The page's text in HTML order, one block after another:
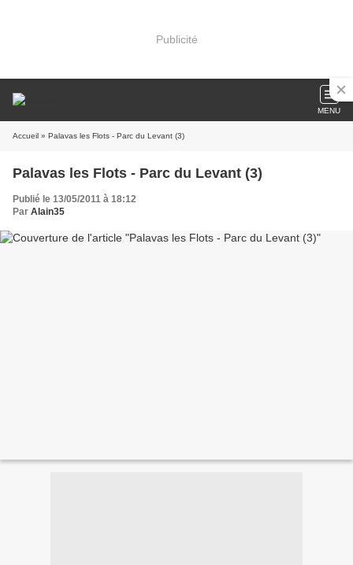
Publicité
MENU
Accueil » Palavas les Flots - Parc du Levant (3)
Palavas les Flots - Parc du Levant (3)
Publié le 13/05/2011 à 18:12
Par Alain35